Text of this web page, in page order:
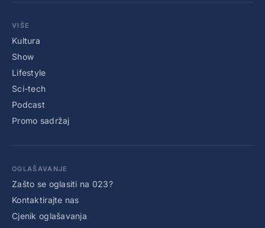
VIŠE
Kultura
Show
Lifestyle
Sci-tech
Podcast
Promo sadržaj
OGLAŠAVANJE
Zašto se oglasiti na 023?
Kontaktirajte nas
Cjenik oglašavanja